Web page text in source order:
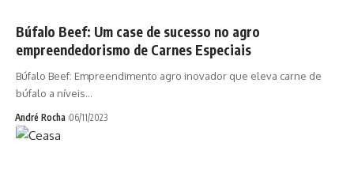
Búfalo Beef: Um case de sucesso no agro
empreendedorismo de Carnes Especiais
Búfalo Beef: Empreendimento agro inovador que eleva carne de
búfalo a níveis…
André Rocha 06/11/2023